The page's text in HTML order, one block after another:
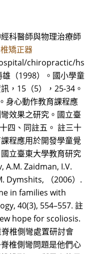
科醫師與物理治療師
矯正器
chiropractic/hs
（1998）。國小學童
，15（5），25-34。
身心動作教育課程應
效果之研究。國立臺
四、同註五。 註三十
程應用於開發學童覺
立臺東大學教育研究
A.M. Zaidman, I.V.
Dymshits, （2006）.
in families with
40(3), 554–557. 註
hope for scoliosis.
椎側彎處置研討會
椎側彎問題是他們心